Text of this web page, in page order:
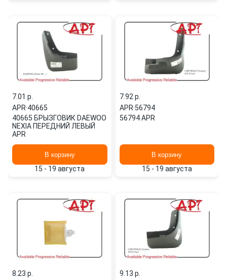
7.01 p.
APR·40665
40665 БРЫЗГОВИК DAEWOO
NEXIA ПЕРЕДНИЙ ЛЕВЫЙ
APR
В корзину
15 - 19 августа
7.92 p.
APR·56794
56794 APR
В корзину
15 - 19 августа
8.23 p.
9.13 p.